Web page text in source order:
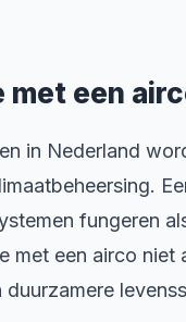
met een
in Nederland
fungeren
met een airco